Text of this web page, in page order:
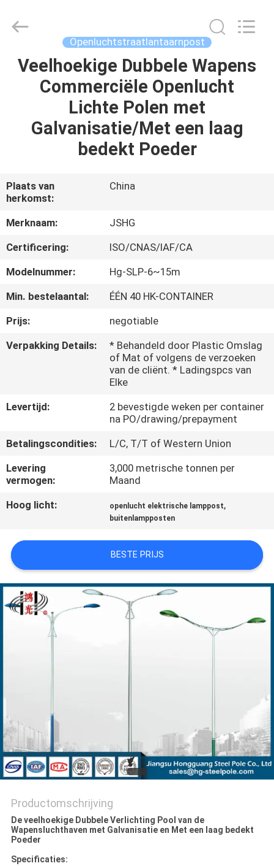
HUIS
PRODUCTEN
VR-
SHOW
ONGEVEER
ONS
FABRIEKSREIS
KWALITEITSCONTROLE
CONTACTEER
ONS
NIEUWS
VERZOEK
OM EEN
SITEMAP
PRIVACYBELEID
co.,ltd.
Reserved.
Openluchtstraatlantaarnpost
Veelhoekige Dubbele Wapens
Commerciële Openlucht
Lichte Polen met
Galvanisatie/Met een laag
bedekt Poeder
Plaats van
herkomst:
China
Merknaam:
JSHG
Certificering:
ISO/CNAS/IAF/CA
Modelnummer:
Hg-SLP-6~15m
Min. bestelaantal:
ÉÉN 40 HK-CONTAINER
Prijs:
negotiable
Verpakking Details:
* Behandeld door Plastic Omslag
of Mat of volgens de verzoeken
van de cliënt. * Ladingspcs van
Elke
Levertijd:
2 bevestigde weken per container
na PO/drawing/prepayment
Betalingscondities:
L/C, T/T of Western Union
Levering
vermogen:
3,000 metrische tonnen per
Maand
Hoog licht:
openlucht elektrische lamppost,
buitenlampposten
BESTE PRIJS
Productomschrijving
De veelhoekige Dubbele Verlichting Pool van de
Wapensluchthaven met Galvanisatie en Met een laag bedekt
Poeder
Specificaties: